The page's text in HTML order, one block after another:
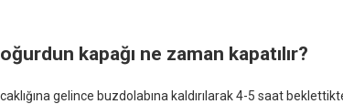
kapağı ne zaman kapatılır?
gelince buzdolabına kaldırılarak 4-5 saat